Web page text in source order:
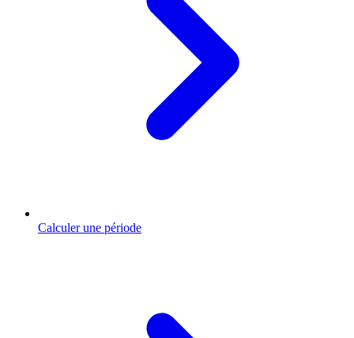
Calculer une période